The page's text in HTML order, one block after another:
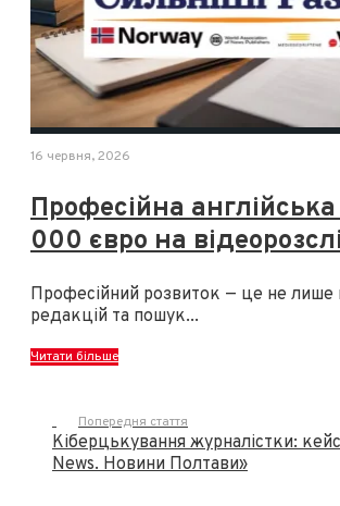
16 червня, 2026
Професійна англійська
000 євро на
Професійний розвиток — це не лише
редакцій та пошук...
Читати більше
Попередня стаття
Кіберцькування журналістки:
News. Новини Полтави»